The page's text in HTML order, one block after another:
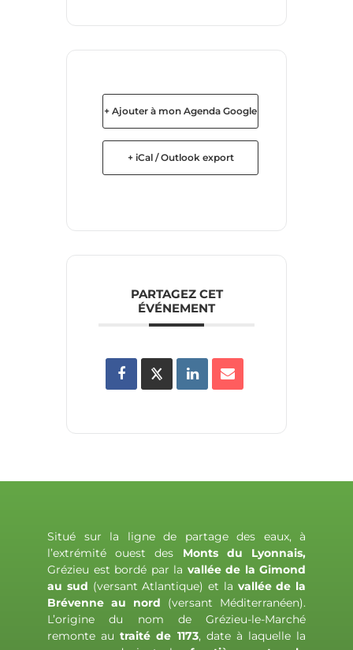
+ Ajouter à mon Agenda Google
+ iCal / Outlook export
PARTAGEZ CET
ÉVÉNEMENT
Situé sur la ligne de partage des eaux, à
l’extrémité ouest des Monts du Lyonnais,
Grézieu est bordé par la vallée de la Gimond
au sud (versant Atlantique) et la vallée de la
Brévenne au nord (versant Méditerranéen).
L’origine du nom de Grézieu-le-Marché
remonte autraité de 1173, date à laquelle la